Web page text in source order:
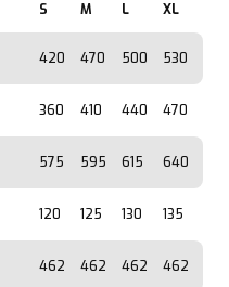
S M L XL
420 470 500 530
360 410 440 470
575 595 615 640
120 125 130 135
462 462 462 462